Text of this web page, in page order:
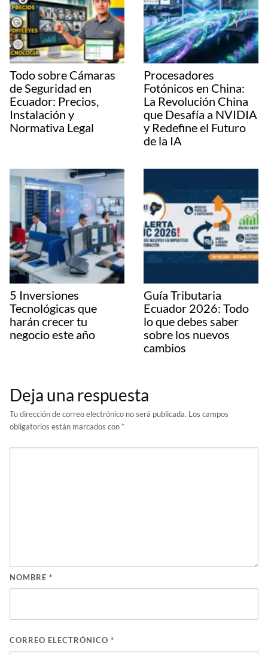
Todo sobre Cámaras
de Seguridad en
Ecuador: Precios,
Instalación y
Normativa Legal
Procesadores
Fotónicos en China:
La Revolución China
que Desafía a NVIDIA
y Redefine el Futuro
de la IA
5 Inversiones
Tecnológicas que
harán crecer tu
negocio este año
Guía Tributaria
Ecuador 2026: Todo
lo que debes saber
sobre los nuevos
cambios
Deja una respuesta
Tu dirección de correo electrónico no será publicada. Los campos
obligatorios están marcados con *
NOMBRE *
CORREO ELECTRÓNICO *